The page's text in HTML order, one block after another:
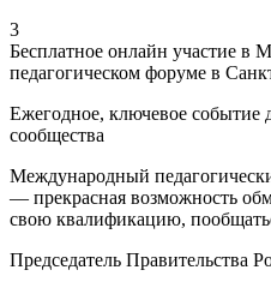
3
Бесплатное онлайн участие в
педагогическом форуме в
Ежегодное, ключевое событие
сообщества
Международный
— прекрасная возможность
свою квалификацию,
Председатель Правительства